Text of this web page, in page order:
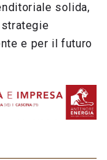
solida,
e per il futuro